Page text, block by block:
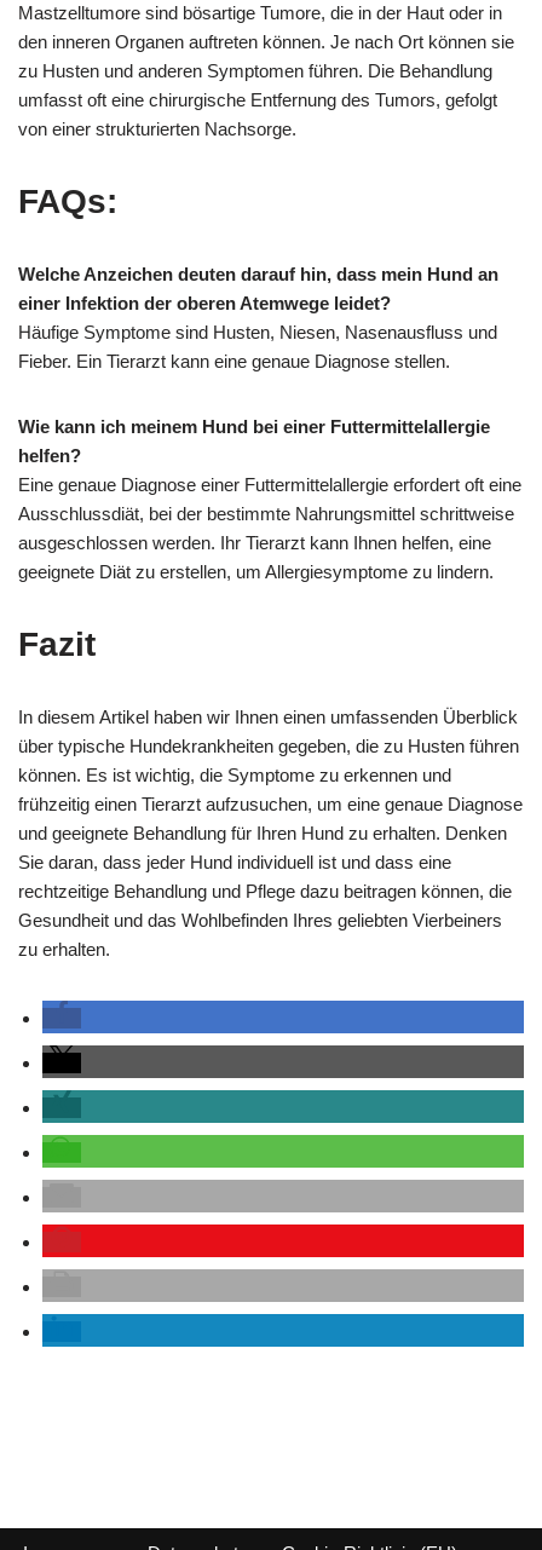
Mastzelltumore sind bösartige Tumore, die in der Haut oder in
den inneren Organen auftreten können. Je nach Ort können sie
zu Husten und anderen Symptomen führen. Die Behandlung
umfasst oft eine chirurgische Entfernung des Tumors, gefolgt
von einer strukturierten Nachsorge.
FAQs:
Welche Anzeichen deuten darauf hin, dass mein Hund an
einer Infektion der oberen Atemwege leidet?
Häufige Symptome sind Husten, Niesen, Nasenausfluss und
Fieber. Ein Tierarzt kann eine genaue Diagnose stellen.
Wie kann ich meinem Hund bei einer Futtermittelallergie
helfen?
Eine genaue Diagnose einer Futtermittelallergie erfordert oft eine
Ausschlussdiät, bei der bestimmte Nahrungsmittel schrittweise
ausgeschlossen werden. Ihr Tierarzt kann Ihnen helfen, eine
geeignete Diät zu erstellen, um Allergiesymptome zu lindern.
Fazit
In diesem Artikel haben wir Ihnen einen umfassenden Überblick
über typische Hundekrankheiten gegeben, die zu Husten führen
können. Es ist wichtig, die Symptome zu erkennen und
frühzeitig einen Tierarzt aufzusuchen, um eine genaue Diagnose
und geeignete Behandlung für Ihren Hund zu erhalten. Denken
Sie daran, dass jeder Hund individuell ist und dass eine
rechtzeitige Behandlung und Pflege dazu beitragen können, die
Gesundheit und das Wohlbefinden Ihres geliebten Vierbeiners
zu erhalten.